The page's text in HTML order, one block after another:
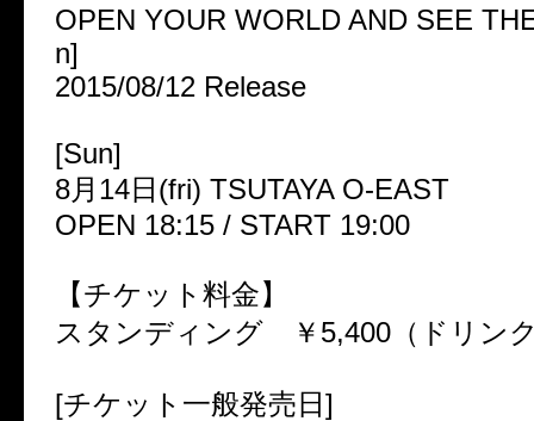
OPEN YOUR WORLD AND SEE
n]
2015/08/12 Release
[Sun]
8月14日(fri) TSUTAYA O-EAST
OPEN 18:15 / START 19:00
【チケット料金】
スタンディング ￥5,400（ドリン
[チケット一般発売日]